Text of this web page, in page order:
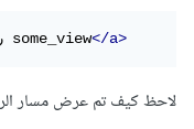
رابط إلى some_view</a>
لاحظ كيف تم عرض مسار